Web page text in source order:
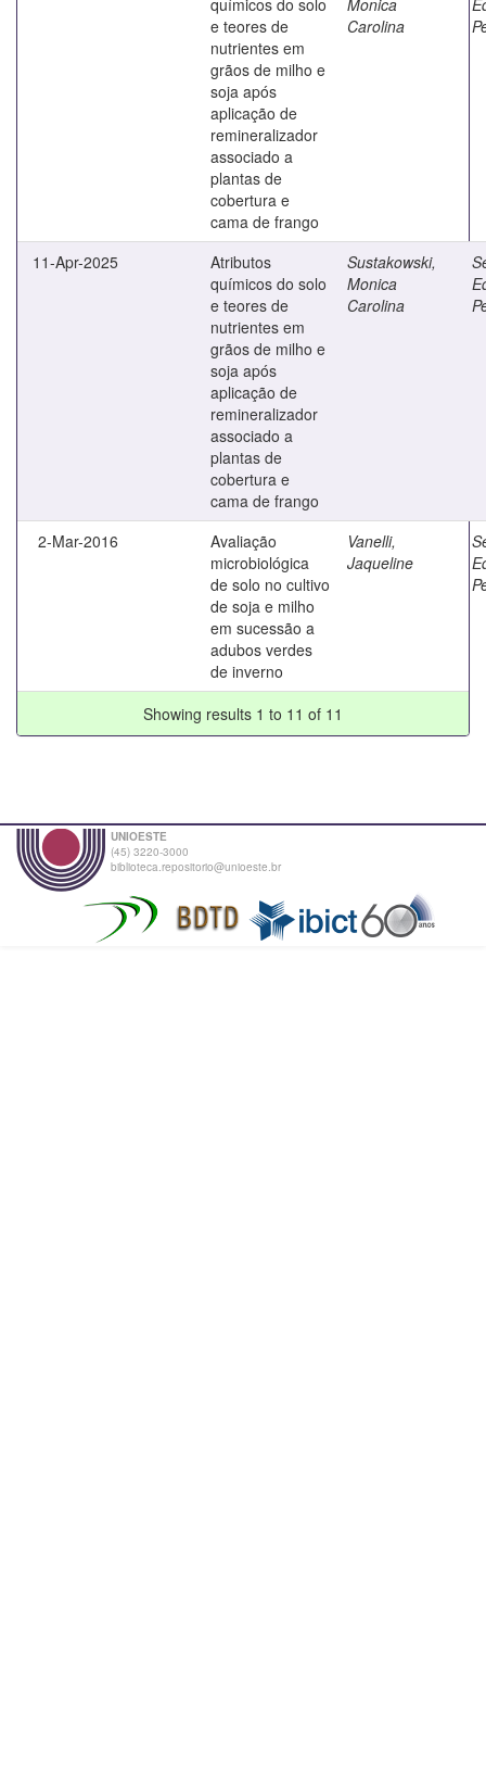
e teores de
nutrientes em
grãos de milho e
soja após
aplicação de
remineralizador
associado a
plantas de
cobertura e
cama de frango
Carolina
11-Apr-2025
Atributos
químicos do solo
e teores de
nutrientes em
grãos de milho e
soja após
aplicação de
remineralizador
associado a
plantas de
cobertura e
cama de frango
Sustakowski,
Monica
Carolina
2-Mar-2016
Avaliação
microbiológica
de solo no cultivo
de soja e milho
em sucessão a
adubos verdes
de inverno
Vanelli,
Jaqueline
Showing results 1 to 11 of 11
UNIOESTE
(45) 3220-3000
biblioteca.repositorio@unioeste.br